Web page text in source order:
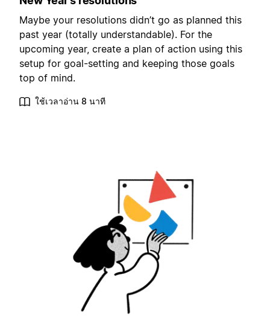
Maybe your resolutions didn’t go as planned this
past year (totally understandable). For the
upcoming year, create a plan of action using this
setup for goal-setting and keeping those goals
top of mind.
ใช้เวลาอ่าน 8 นาที